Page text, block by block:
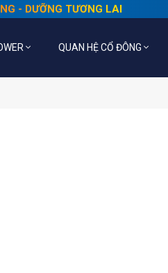
- DƯỠNG TƯƠNG LAI
QUAN HỆ CỔ ĐÔNG